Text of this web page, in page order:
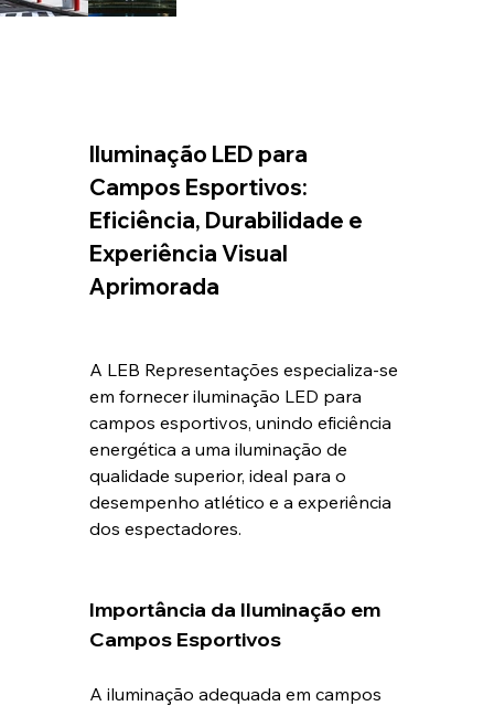
Iluminação LED para
Campos Esportivos:
Eficiência, Durabilidade e
Experiência Visual
Aprimorada
A LEB Representações especializa-se
em fornecer iluminação LED para
campos esportivos, unindo eficiência
energética a uma iluminação de
qualidade superior, ideal para o
desempenho atlético e a experiência
dos espectadores.
Importância da Iluminação em
Campos Esportivos
A iluminação adequada em campos